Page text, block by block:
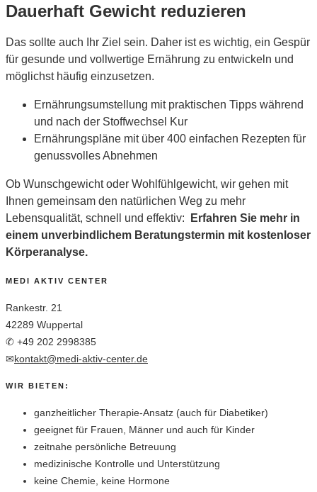
Dauerhaft Gewicht reduzieren
Das sollte auch Ihr Ziel sein. Daher ist es wichtig, ein Gespür
für gesunde und vollwertige Ernährung zu entwickeln und
möglichst häufig einzusetzen.
Ernährungsumstellung mit praktischen Tipps während
und nach der Stoffwechsel Kur
Ernährungspläne mit über 400 einfachen Rezepten für
genussvolles Abnehmen
Ob Wunschgewicht oder Wohlfühlgewicht, wir gehen mit
Ihnen gemeinsam den natürlichen Weg zu mehr
Lebensqualität, schnell und effektiv:
Erfahren Sie mehr in
einem unverbindlichem Beratungstermin mit kostenloser
Körperanalyse.
MEDI AKTIV CENTER
Rankestr. 21
42289 Wuppertal
✆ +49 202 2998385
✉kontakt@medi-aktiv-center.de
WIR BIETEN:
ganzheitlicher Therapie-Ansatz (auch für Diabetiker)
geeignet für Frauen, Männer und auch für Kinder
zeitnahe persönliche Betreuung
medizinische Kontrolle und Unterstützung
keine Chemie, keine Hormone